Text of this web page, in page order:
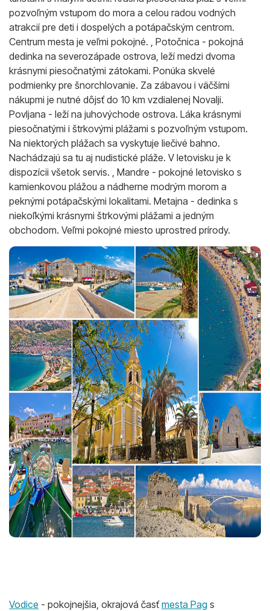
pozvoľným vstupom do mora a celou radou vodných
atrakcií pre deti i dospelých a potápačským centrom.
Centrum mesta je veľmi pokojné. , Potočnica - pokojná
dedinka na severozápade ostrova, leží medzi dvoma
krásnymi piesočnatými zátokami. Ponúka skvelé
podmienky pre šnorchlovanie. Za zábavou i väčšími
nákupmi je nutné dôjsť do 10 km vzdialenej Novalji.
Povljana - leží na juhovýchode ostrova. Láka krásnymi
piesočnatými i štrkovými plážami s pozvoľným vstupom.
Na niektorých plážach sa vyskytuje liečivé bahno.
Nachádzajú sa tu aj nudistické pláže. V letovisku je k
dispozícii všetok servis. , Mandre - pokojné letovisko s
kamienkovou plážou a nádherne modrým morom a
peknými potápačskými lokalitami. Metajna - dedinka s
niekoľkými krásnymi štrkovými plážami a jedným
obchodom. Veľmi pokojné miesto uprostred prírody.
Vodice - pokojnejšia, okrajová časť mesta Pag s